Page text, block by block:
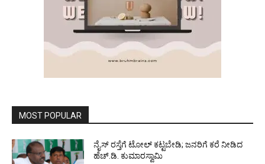
MOST POPULAR
ನೈಸ್ ರಸ್ತೆಗೆ ಟೋಲ್ ಕಟ್ಟಬೇಡಿ; ಜನರಿಗೆ ಕರೆ ನೀಡಿದ
ಹೆಚ್.ಡಿ. ಕುಮಾರಸ್ವಾಮಿ